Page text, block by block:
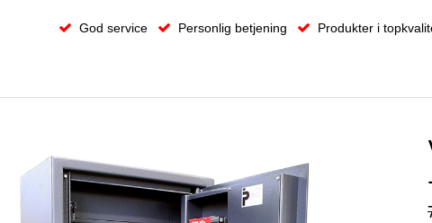
God service Personlig betjening Produkter i